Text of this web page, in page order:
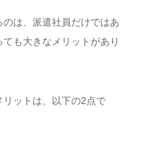
は、派遣社員だけではあ
も大きなメリットがあり
ットは、以下の2点で